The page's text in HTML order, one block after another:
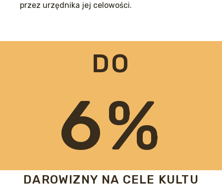
przez urzędnika jej celowości.
DO
6%
DAROWIZNY NA CELE KULTU